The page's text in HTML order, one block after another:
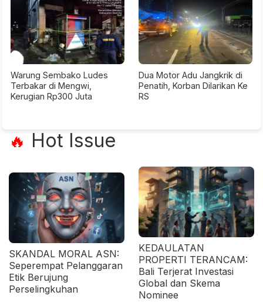
Warung Sembako Ludes
Terbakar di Mengwi,
Kerugian Rp300 Juta
Dua Motor Adu Jangkrik di
Penatih, Korban Dilarikan Ke
RS
🔥 Hot Issue
SKANDAL MORAL ASN:
Seperempat Pelanggaran
Etik Berujung
Perselingkuhan
KEDAULATAN
PROPERTI TERANCAM:
Bali Terjerat Investasi
Global dan Skema
Nominee